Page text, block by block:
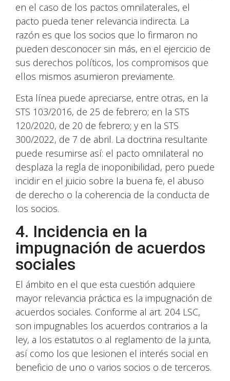
en el caso de los pactos omnilaterales, el
pacto pueda tener relevancia indirecta. La
razón es que los socios que lo firmaron no
pueden desconocer sin más, en el ejercicio de
sus derechos políticos, los compromisos que
ellos mismos asumieron previamente.
Esta línea puede apreciarse, entre otras, en la
STS 103/2016, de 25 de febrero; en la STS
120/2020, de 20 de febrero; y en la STS
300/2022, de 7 de abril. La doctrina resultante
puede resumirse así: el pacto omnilateral no
desplaza la regla de inoponibilidad, pero puede
incidir en el juicio sobre la buena fe, el abuso
de derecho o la coherencia de la conducta de
los socios.
4. Incidencia en la
impugnación de acuerdos
sociales
El ámbito en el que esta cuestión adquiere
mayor relevancia práctica es la impugnación de
acuerdos sociales. Conforme al art. 204 LSC,
son impugnables los acuerdos contrarios a la
ley, a los estatutos o al reglamento de la junta,
así como los que lesionen el interés social en
beneficio de uno o varios socios o de terceros.